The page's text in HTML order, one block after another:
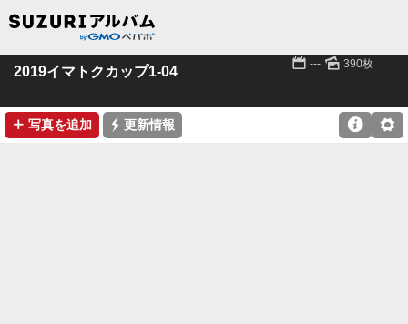
2019イマトクカップ1-04 📅 --- 🌄 390枚
➕ 写真を追加 ⚡ 更新情報 ⚙
